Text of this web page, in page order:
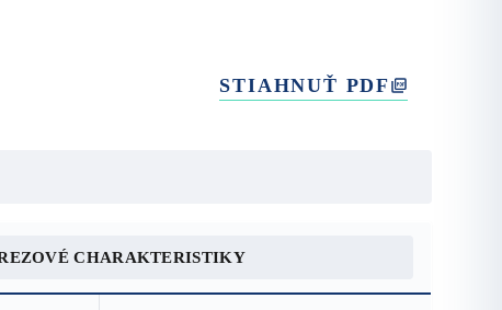
STIAHNUŤ PDF
CHARAKTERISTIKY